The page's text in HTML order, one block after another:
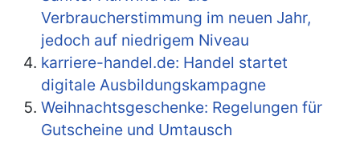
Verbraucherstimmung im neuen Jahr,
jedoch auf niedrigem Niveau
karriere-handel.de: Handel startet
digitale Ausbildungskampagne
Weihnachtsgeschenke: Regelungen für
Gutscheine und Umtausch